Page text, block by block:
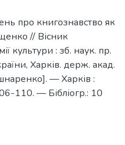
про книгознавство як
// Вісник
культури : зб. наук. пр.
Харків. держ. акад.
— Харків :
110. — Бібліогр.: 10